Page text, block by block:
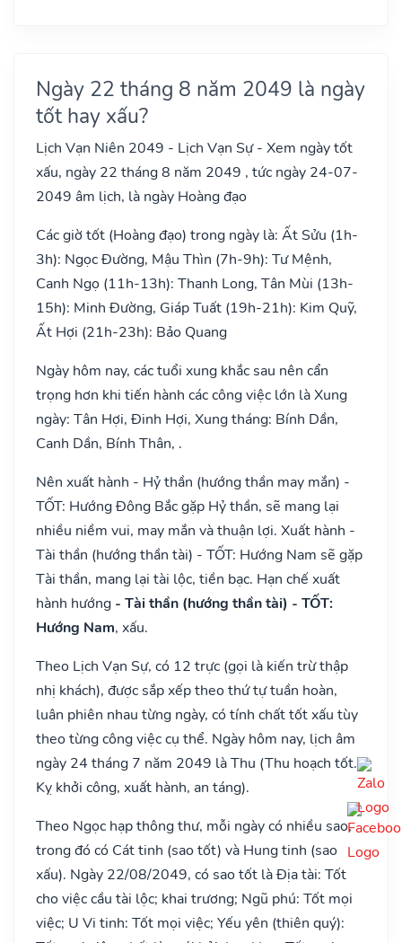
Ngày 22 tháng 8 năm 2049 là ngày
tốt hay xấu?
Lịch Vạn Niên 2049 - Lịch Vạn Sự - Xem ngày tốt
xấu, ngày 22 tháng 8 năm 2049 , tức ngày 24-07-
2049 âm lịch, là ngày Hoàng đạo
Các giờ tốt (Hoàng đạo) trong ngày là: Ất Sửu (1h-
3h): Ngọc Đường, Mậu Thìn (7h-9h): Tư Mệnh,
Canh Ngọ (11h-13h): Thanh Long, Tân Mùi (13h-
15h): Minh Đường, Giáp Tuất (19h-21h): Kim Quỹ,
Ất Hợi (21h-23h): Bảo Quang
Ngày hôm nay, các tuổi xung khắc sau nên cẩn
trọng hơn khi tiến hành các công việc lớn là Xung
ngày: Tân Hợi, Đinh Hợi, Xung tháng: Bính Dần,
Canh Dần, Bính Thân, .
Nên xuất hành - Hỷ thần (hướng thần may mắn) -
TỐT: Hướng Đông Bắc gặp Hỷ thần, sẽ mang lại
nhiều niềm vui, may mắn và thuận lợi. Xuất hành -
Tài thần (hướng thần tài) - TỐT: Hướng Nam sẽ gặp
Tài thần, mang lại tài lộc, tiền bạc. Hạn chế xuất
hành hướng - Tài thần (hướng thần tài) - TỐT:
Hướng Nam, xấu.
Theo Lịch Vạn Sự, có 12 trực (gọi là kiến trừ thập
nhị khách), được sắp xếp theo thứ tự tuần hoàn,
luân phiên nhau từng ngày, có tính chất tốt xấu tùy
theo từng công việc cụ thể. Ngày hôm nay, lịch âm
ngày 24 tháng 7 năm 2049 là Thu (Thu hoạch tốt.
Kỵ khởi công, xuất hành, an táng).
Theo Ngọc hạp thông thư, mỗi ngày có nhiều sao,
trong đó có Cát tinh (sao tốt) và Hung tinh (sao
xấu). Ngày 22/08/2049, có sao tốt là Địa tài: Tốt
cho việc cầu tài lộc; khai trương; Ngũ phú: Tốt mọi
việc; U Vi tinh: Tốt mọi việc; Yếu yên (thiên quý):